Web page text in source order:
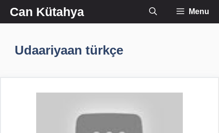
İçeriğe
atlaCan Kütahya Menu
Udaariyaan türkçe